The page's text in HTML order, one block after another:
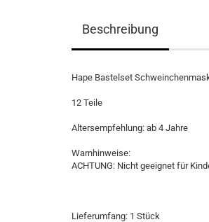
Beschreibung
Hape Bastelset
12 Teile
Altersempfehlung: ab 4 Jahre
Warnhinweise:
ACHTUNG: Nicht geeignet für
Lieferumfang: 1 Stück